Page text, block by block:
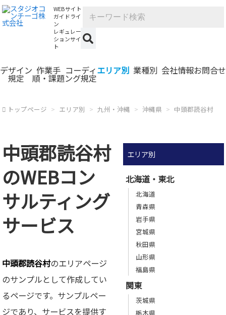
WEBサイト
ガイドライ
ン
レギュレー
ションサイ
ト
デザイン
規定
作業手
順・課題
コーディ
ング規定
エリア別 業種別 会社情報お問合せ
トップページ エリア別 九州・沖縄 沖縄県 中頭郡読谷村
中頭郡読谷村
のWEBコン
サルティング
サービス
中頭郡読谷村のエリアページ
のサンプルとして作成してい
るページです。サンプルペー
ジであり、サービスを提供す
エリア別
北海道・東北
北海道
青森県
岩手県
宮城県
秋田県
山形県
福島県
関東
茨城県
栃木県